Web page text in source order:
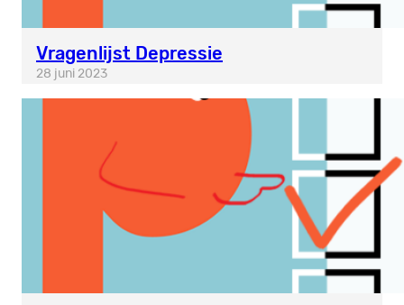
Vragenlijst Depressie
28 juni 2023